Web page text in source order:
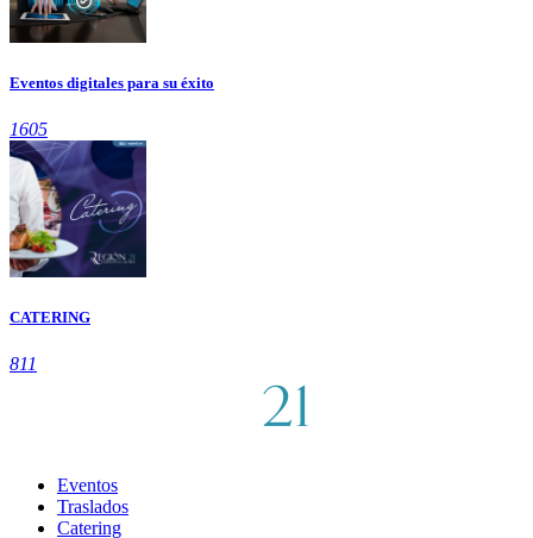
Eventos digitales para su éxito
1605
CATERING
811
Eventos
Traslados
Catering